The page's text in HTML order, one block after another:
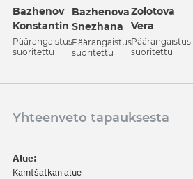
Bazhenov
Konstantin
Päärangaistus
suoritettu
Bazhenova
Snezhana
Päärangaistus
suoritettu
Zolotova
Vera
Päärangaistus
suoritettu
Yhteenveto tapauksesta
Alue:
Kamtšatkan alue